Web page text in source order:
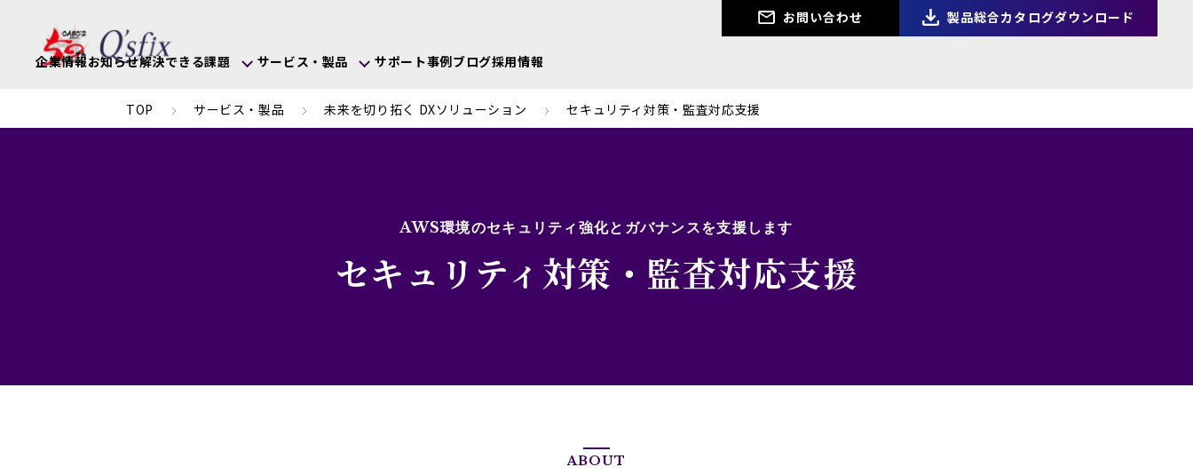
お問い合わせ 製品総合カタログダウンロード
企業情報お知らせ解決できる課題 サービス・製品 サポート事例ブログ採用情報
TOP サービス・製品 未来を切り拓く DXソリューション セキュリティ対策・監査対応支援
AWS環境のセキュリティ強化とガバナンスを支援します
セキュリティ対策・監査対応支援
ABOUT